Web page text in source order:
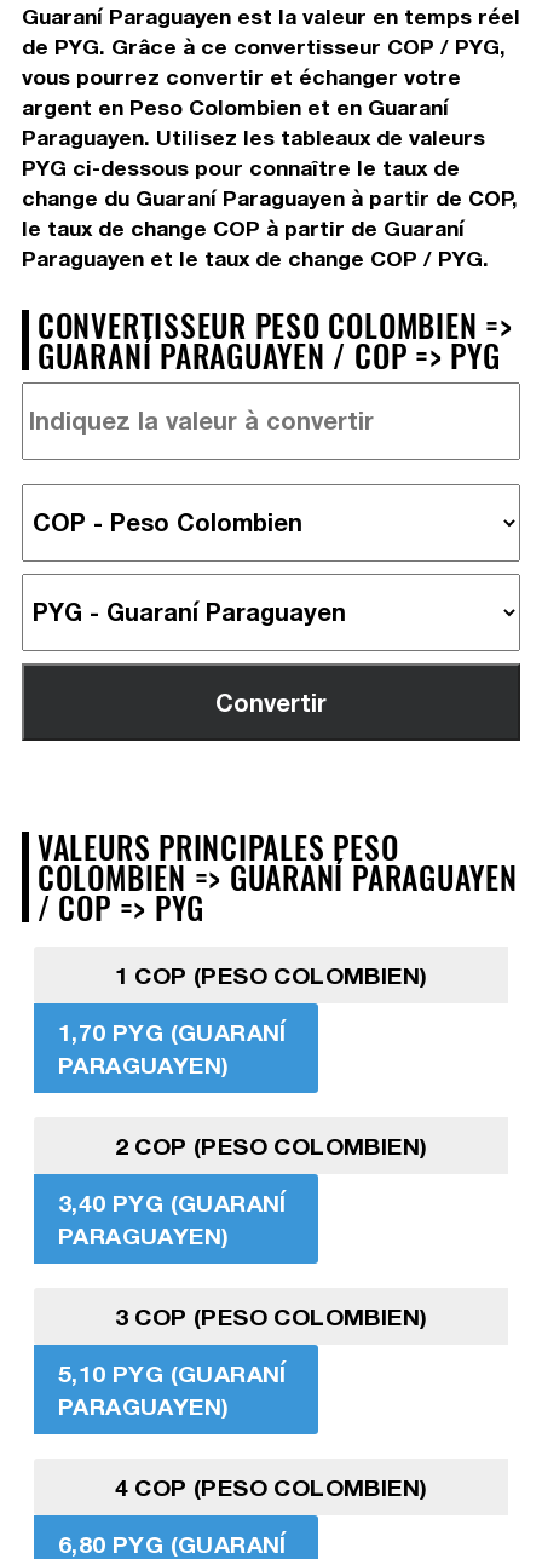
Guaraní Paraguayen est la valeur en temps réel
de PYG. Grâce à ce convertisseur COP / PYG,
vous pourrez convertir et échanger votre
argent en Peso Colombien et en Guaraní
Paraguayen. Utilisez les tableaux de valeurs
PYG ci-dessous pour connaître le taux de
change du Guaraní Paraguayen à partir de COP,
le taux de change COP à partir de Guaraní
Paraguayen et le taux de change COP / PYG.
CONVERTISSEUR PESO COLOMBIEN =>
GUARANÍ PARAGUAYEN / COP => PYG
VALEURS PRINCIPALES PESO
COLOMBIEN => GUARANÍ PARAGUAYEN
/ COP => PYG
1 COP (PESO COLOMBIEN)
1,70 PYG (GUARANÍ
PARAGUAYEN)
2 COP (PESO COLOMBIEN)
3,40 PYG (GUARANÍ
PARAGUAYEN)
3 COP (PESO COLOMBIEN)
5,10 PYG (GUARANÍ
PARAGUAYEN)
4 COP (PESO COLOMBIEN)
6,80 PYG (GUARANÍ